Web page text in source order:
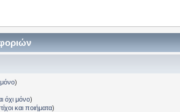
)
όχι μόνο)
και ποιήματα)